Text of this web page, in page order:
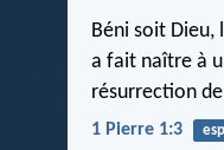
Béni soit Dieu,
a fait naître à
résurrection
1 Pierre 1:3